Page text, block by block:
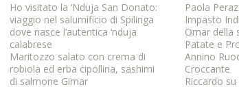
Ho visitato la ‘Nduja San Donato:
viaggio nel salumificio di Spilinga
dove nasce l’autentica ‘nduja
calabrese
Maritozzo salato con crema di
robiola ed erba cipollina, sashimi
di salmone Gimar
Paola
Impasto
Omar della
Patate e
Annino
Croccante
Riccardo su